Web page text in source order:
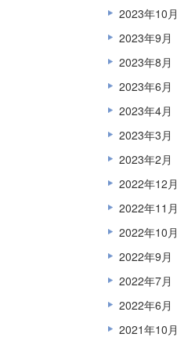
2023年10月
2023年9月
2023年8月
2023年6月
2023年4月
2023年3月
2023年2月
2022年12月
2022年11月
2022年10月
2022年9月
2022年7月
2022年6月
2021年10月